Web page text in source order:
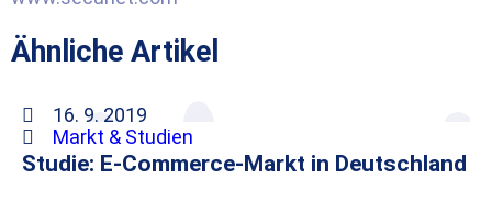
Ähnliche Artikel
16. 9. 2019
Markt & Studien
Studie: E-Commerce-Markt in Deutschland